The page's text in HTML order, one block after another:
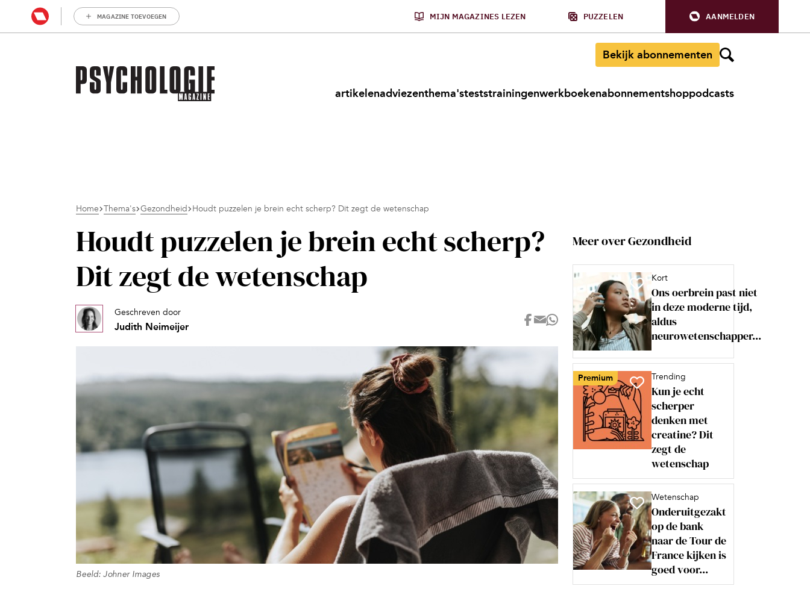
MAGAZINE TOEVOEGEN MIJN MAGAZINES LEZEN PUZZELEN AANMELDEN
Bekijk abonnementen
artikelenadviezenthema'steststrainingenwerkboekenabonnementshoppodcasts
Home Thema's Gezondheid Houdt puzzelen je brein echt scherp? Dit zegt de wetenschap
Houdt puzzelen je brein echt scherp?
Dit zegt de wetenschap
Geschreven door
Judith Neimeijer
Beeld: Johner Images
Meer over Gezondheid
Kort
Ons oerbrein past niet
in deze moderne tijd,
aldus
neurowetenschapper...
Premium Trending
Kun je echt
scherper
denken met
creatine? Dit
zegt de
wetenschap
Wetenschap
Onderuitgezakt
op de bank
naar de Tour de
France kijken is
goed voor...